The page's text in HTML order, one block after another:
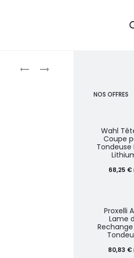
Product
navigation
BABYLISS
NOS OFFRES
Wahl
Coupe
Tondeuse
68,25 €
Proxelli
Lame
80,83 €